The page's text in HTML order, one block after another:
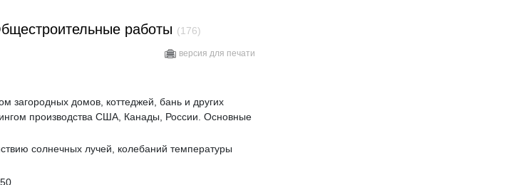
работы (176)
версия для печати
загородных домов, коттеджей, бань и других
производства США, Канады, России. Основные
солнечных лучей, колебаний температуры